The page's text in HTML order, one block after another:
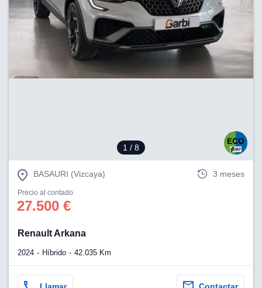
1 / 8
BASAURI (Vizcaya) 3 meses
Precio al contado
27.500 €
Renault Arkana
2024 Híbrido 42.035 Km
Llamar Contactar